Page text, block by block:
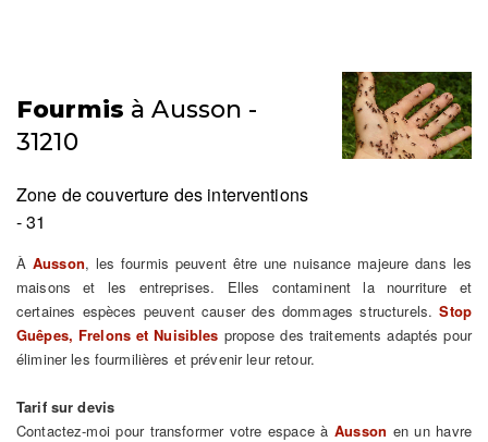
Fourmis à Ausson -
31210
Zone de couverture des interventions
- 31
À Ausson, les fourmis peuvent être une nuisance majeure dans les
maisons et les entreprises. Elles contaminent la nourriture et
certaines espèces peuvent causer des dommages structurels.Stop
Guêpes, Frelons et Nuisibles propose des traitements adaptés pour
éliminer les fourmilières et prévenir leur retour.
Tarif sur devis
Contactez-moi pour transformer votre espace àAusson en un havre